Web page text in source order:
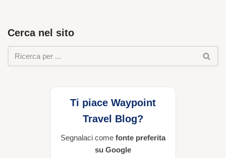
Cerca nel sito
Ti piace Waypoint
Travel Blog?
Segnalaci come fonte preferita
su Google